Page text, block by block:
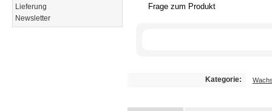
Frage zum Produkt
Kategorie:
Lieferung
Newsletter